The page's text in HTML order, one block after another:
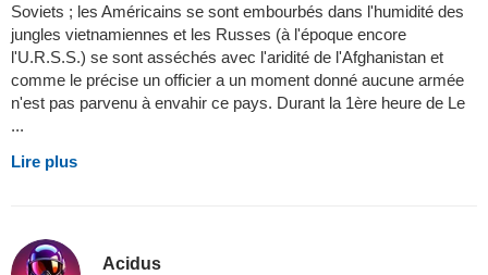
Soviets ; les Américains se sont embourbés dans l'humidité des
jungles vietnamiennes et les Russes (à l'époque encore
l'U.R.S.S.) se sont asséchés avec l'aridité de l'Afghanistan et
comme le précise un officier a un moment donné aucune armée
n'est pas parvenu à envahir ce pays. Durant la 1ère heure de Le
...
Lire plus
Acidus